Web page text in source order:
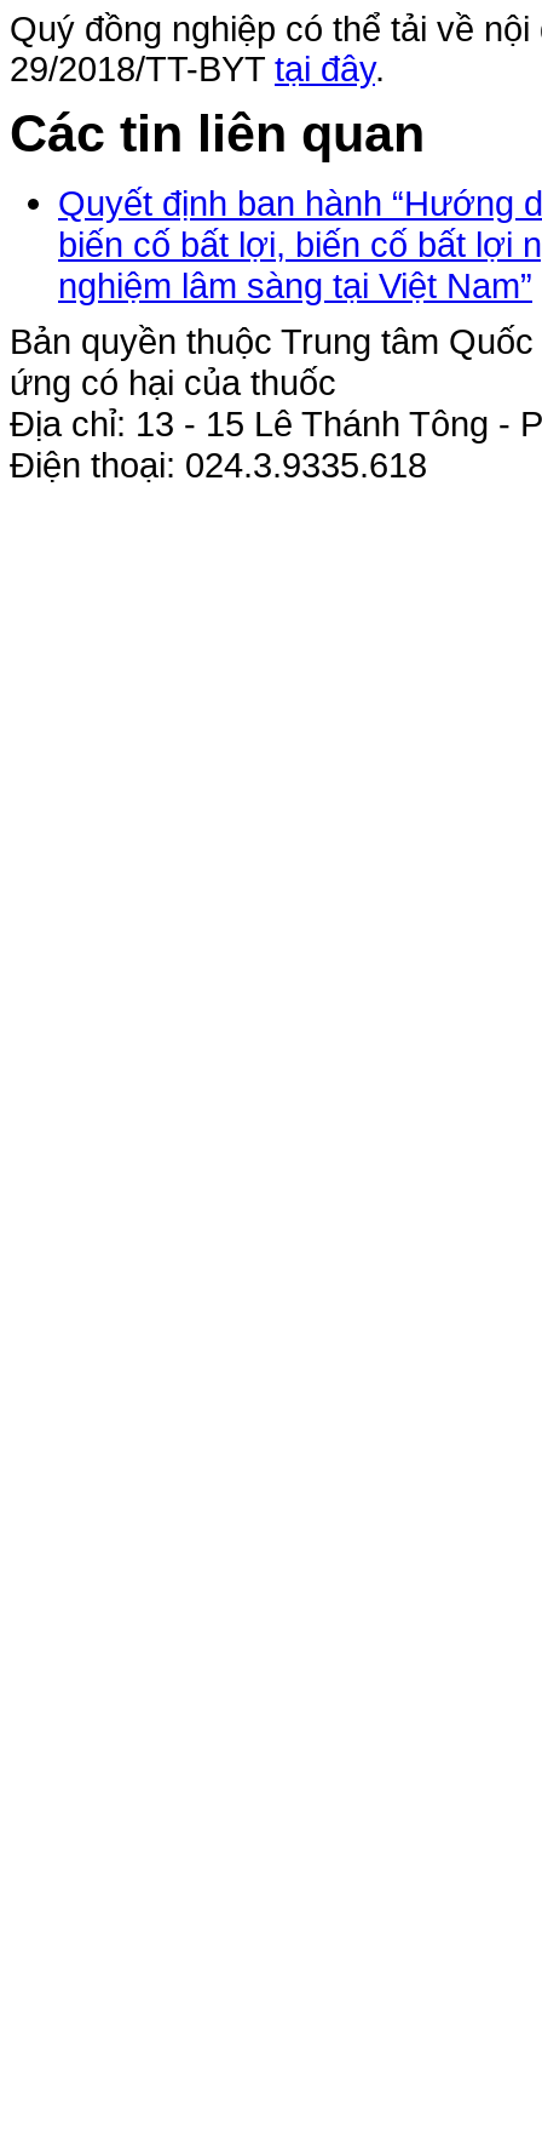
Quý đồng nghiệp có thể tải về
29/2018/TT-BYT tại đây.
Các tin liên quan
Quyết định ban hành “Hướng
biến cố bất lợi, biến cố bất lợi
nghiệm lâm sàng tại Việt Nam”
Bản quyền thuộc Trung tâm
ứng có hại của thuốc
Địa chỉ: 13 - 15 Lê Thánh Tông -
Điện thoại: 024.3.9335.618